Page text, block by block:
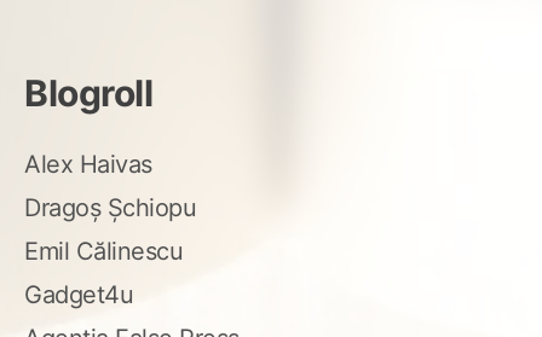
Blogroll
Alex Haivas
Dragoș Șchiopu
Emil Călinescu
Gadget4u